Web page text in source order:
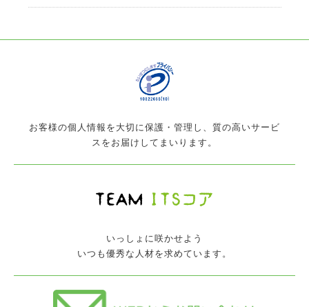
お客様の個人情報を大切に保護・管理し、質の高いサービ
スをお届けしてまいります。
いっしょに咲かせよう
いつも優秀な人材を求めています。